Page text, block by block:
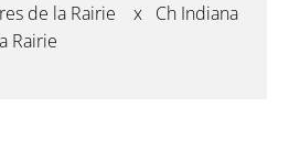
de la Rairie x Ch Indiana
Rairie